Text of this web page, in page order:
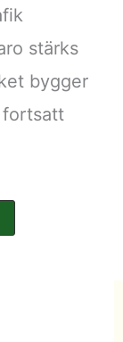
stärks
bygger